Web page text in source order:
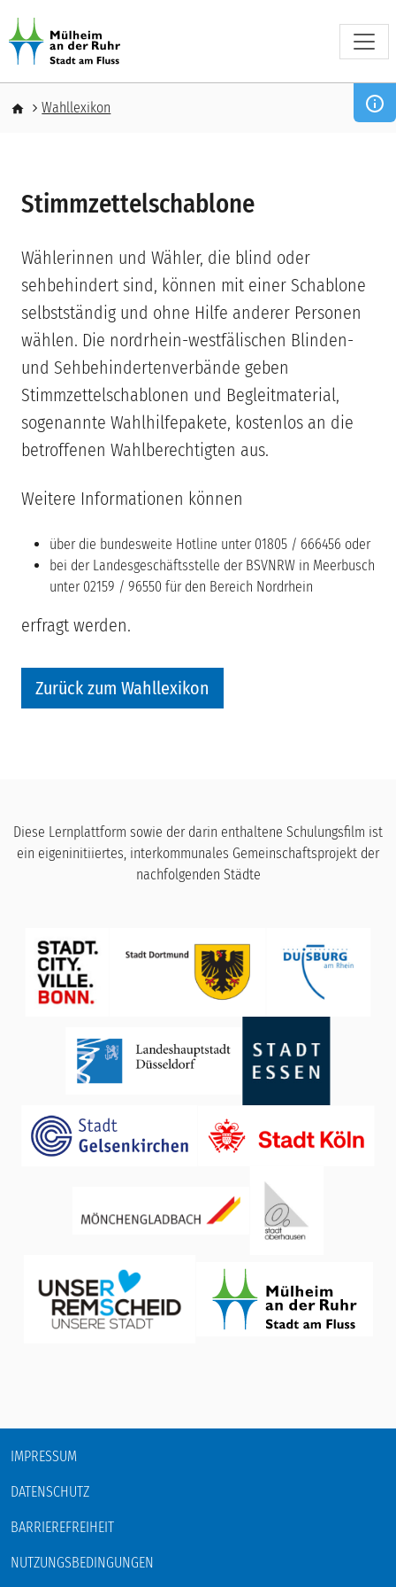
Pfadnavigation
Wahllexikon
Stimmzettelschablone
Wählerinnen und Wähler, die blind oder
sehbehindert sind, können mit einer Schablone
selbstständig und ohne Hilfe anderer Personen
wählen. Die nordrhein-westfälischen Blinden-
und Sehbehindertenverbände geben
Stimmzettelschablonen und Begleitmaterial,
sogenannte Wahlhilfepakete, kostenlos an die
betroffenen Wahlberechtigten aus.
Weitere Informationen können
über die bundesweite Hotline unter 01805 / 666456 oder
bei der Landesgeschäftsstelle der BSVNRW in Meerbusch
unter 02159 / 96550 für den Bereich Nordrhein
erfragt werden.
Zurück zum Wahllexikon
Diese Lernplattform sowie der darin enthaltene Schulungsfilm ist
ein eigeninitiiertes, interkommunales Gemeinschaftsprojekt der
nachfolgenden Städte
IMPRESSUM
DATENSCHUTZ
BARRIEREFREIHEIT
NUTZUNGSBEDINGUNGEN